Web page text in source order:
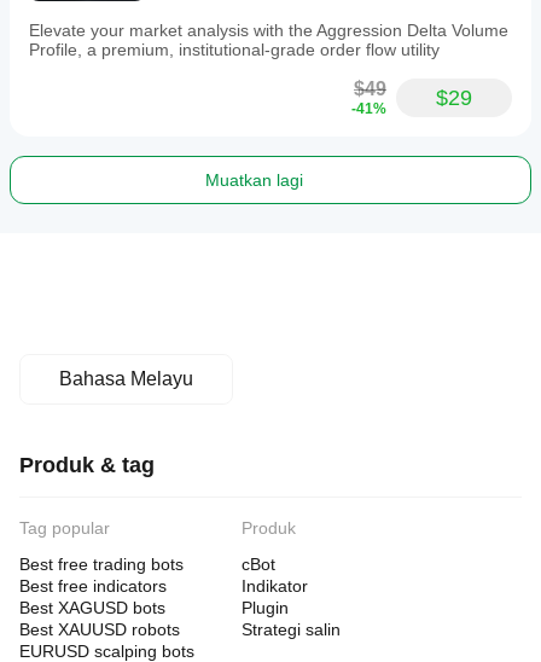
Elevate your market analysis with the Aggression Delta Volume
Profile, a premium, institutional-grade order flow utility
$49
-41% $29
Muatkan lagi
Bahasa Melayu
Produk & tag
Tag popular
Best free trading bots
Best free indicators
Best XAGUSD bots
Best XAUUSD robots
EURUSD scalping bots
Produk
cBot
Indikator
Plugin
Strategi salin